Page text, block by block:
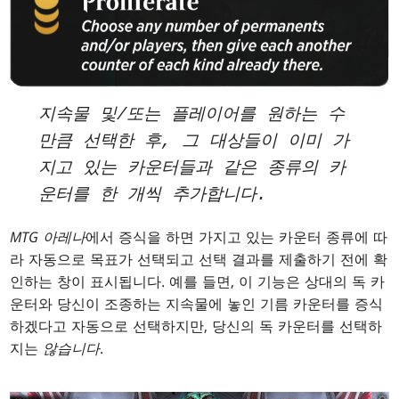
지속물 및/또는 플레이어를 원하는 수
만큼 선택한 후, 그 대상들이 이미 가
지고 있는 카운터들과 같은 종류의 카
운터를 한 개씩 추가합니다.
MTG 아레나에서 증식을 하면 가지고 있는 카운터 종류에 따
라 자동으로 목표가 선택되고 선택 결과를 제출하기 전에 확
인하는 창이 표시됩니다. 예를 들면, 이 기능은 상대의 독 카
운터와 당신이 조종하는 지속물에 놓인 기름 카운터를 증식
하겠다고 자동으로 선택하지만, 당신의 독 카운터를 선택하
지는 않습니다.